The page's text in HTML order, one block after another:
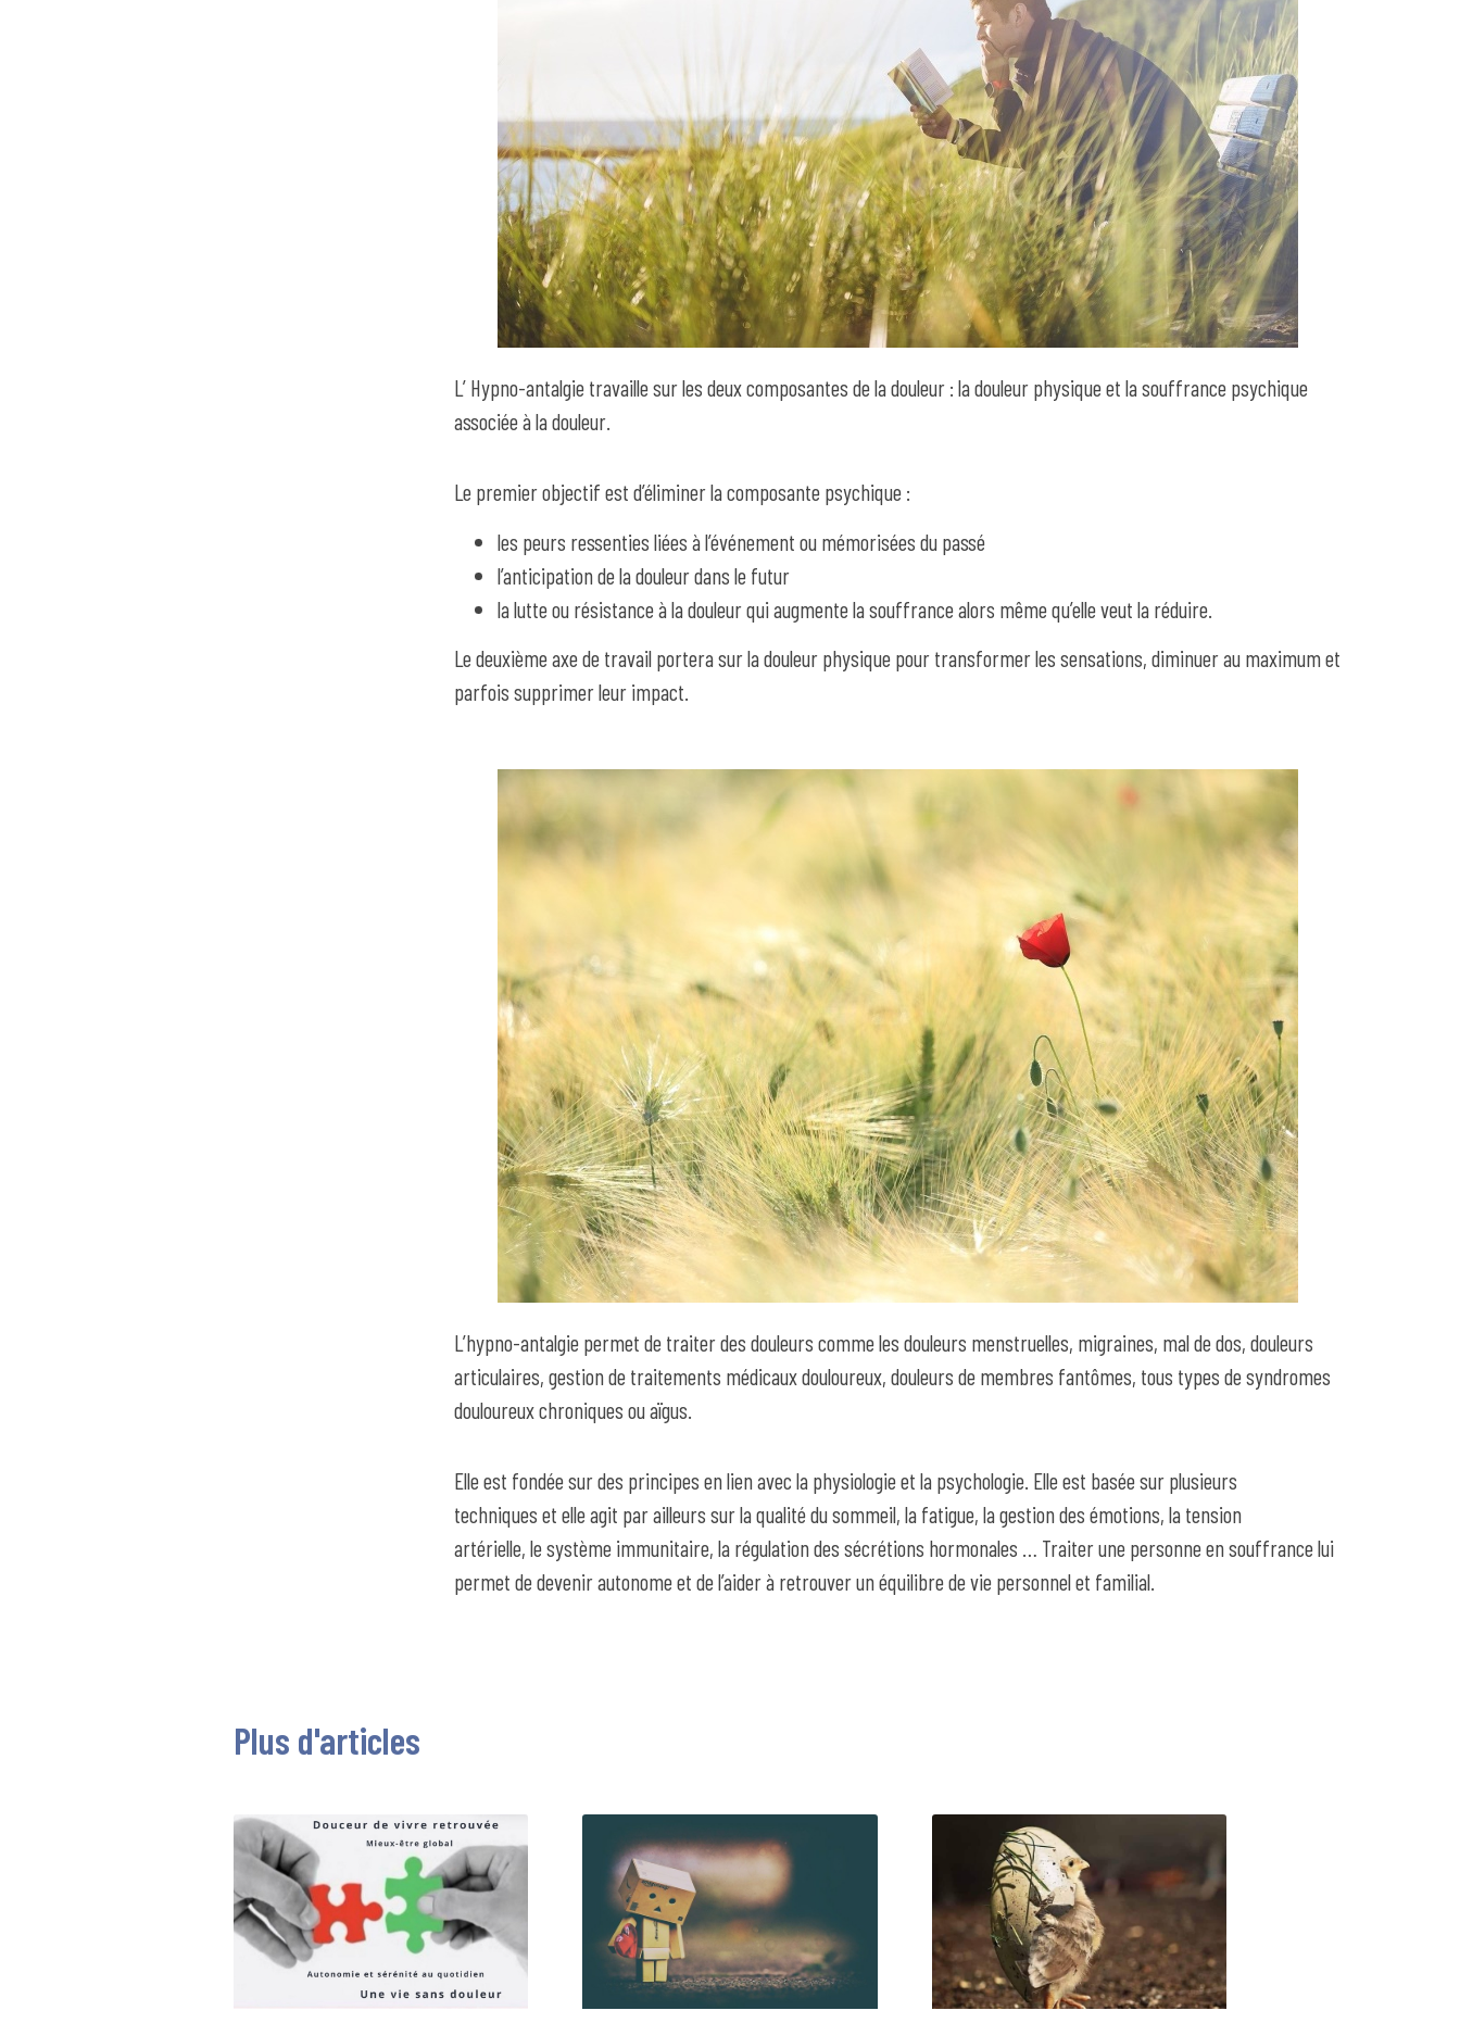
L’ Hypno-antalgie travaille sur les deux composantes de la douleur : la douleur physique et la souffrance psychique
associée à la douleur.
Le premier objectif est d’éliminer la composante psychique :
les peurs ressenties liées à l’événement ou mémorisées du passé
l’anticipation de la douleur dans le futur
la lutte ou résistance à la douleur qui augmente la souffrance alors même qu’elle veut la réduire.
Le deuxième axe de travail portera sur la douleur physique pour transformer les sensations, diminuer au maximum et
parfois supprimer leur impact.
L’hypno-antalgie permet de traiter des douleurs comme les douleurs menstruelles, migraines, mal de dos, douleurs
articulaires, gestion de traitements médicaux douloureux, douleurs de membres fantômes, tous types de syndromes
douloureux chroniques ou aïgus.
Elle est fondée sur des principes en lien avec la physiologie et la psychologie. Elle est basée sur plusieurs
techniques et elle agit par ailleurs sur la qualité du sommeil, la fatigue, la gestion des émotions, la tension
artérielle, le système immunitaire, la régulation des sécrétions hormonales … Traiter une personne en souffrance lui
permet de devenir autonome et de l’aider à retrouver un équilibre de vie personnel et familial.
Plus d'articles